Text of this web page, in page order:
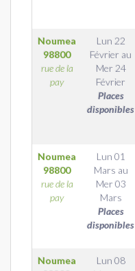
Noumea
98800
rue de la
pay
Lun 22
Février au
Mer 24
Février
Places
disponibles
Noumea
98800
rue de la
pay
Lun 01
Mars au
Mer 03
Mars
Places
disponibles
Noumea
Lun 08